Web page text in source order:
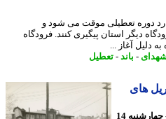
دوره تعطیلی موقت می شود و
دیگر استان پیگیری کنند. فرودگاه
- باند-تعطیل
های
10 ساعت پیش - چهارشنبه 14